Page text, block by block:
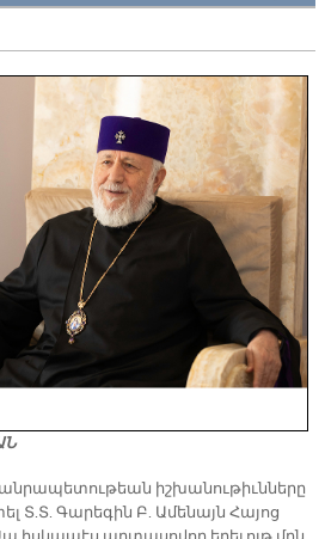
իշխանութիւնները
Տ.Տ. Գարեգին Բ. Ամենայն Հայոց